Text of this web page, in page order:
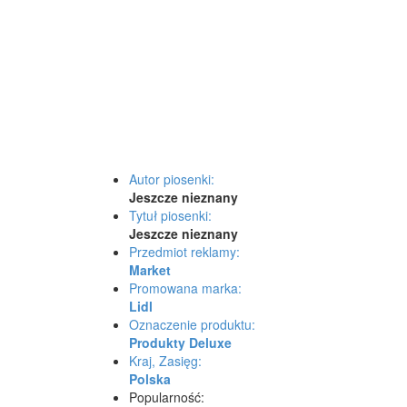
Autor piosenki:
Jeszcze nieznany
Tytuł piosenki:
Jeszcze nieznany
Przedmiot reklamy:
Market
Promowana marka:
Lidl
Oznaczenie produktu:
Produkty Deluxe
Kraj, Zasięg:
Polska
Popularność: